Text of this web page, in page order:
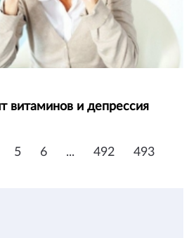
витаминов и депрессия
5 6 ... 492 493